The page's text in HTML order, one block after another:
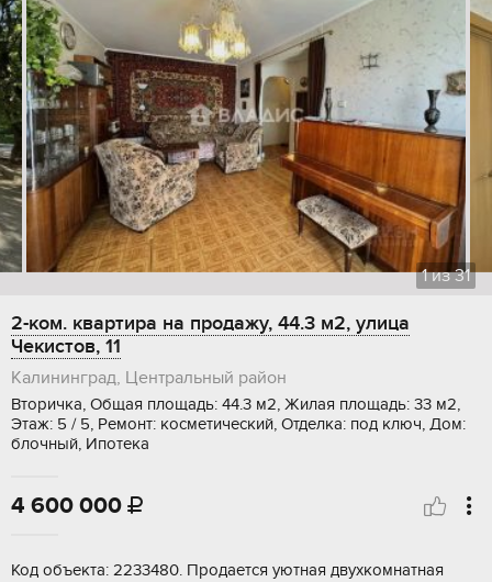
1из31
2-ком. квартира на продажу, 44.3 м2, улица
Чекистов, 11
Калининград, Центральный район
Вторичка, Общая площадь: 44.3 м2, Жилая площадь: 33 м2,
Этаж: 5 / 5, Ремонт: косметический, Отделка: под ключ, Дом:
блочный, Ипотека
4 600 000 
Код объекта: 2233480. Продается уютная двухкомнатная